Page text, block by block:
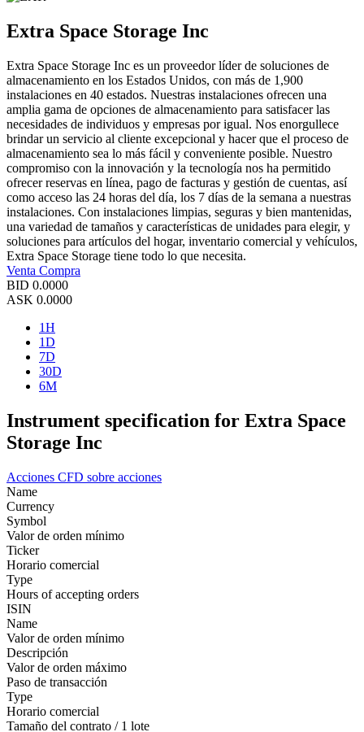
Extra Space Storage Inc
Extra Space Storage Inc es un proveedor líder de soluciones de
almacenamiento en los Estados Unidos, con más de 1,900
instalaciones en 40 estados. Nuestras instalaciones ofrecen una
amplia gama de opciones de almacenamiento para satisfacer las
necesidades de individuos y empresas por igual. Nos enorgullece
brindar un servicio al cliente excepcional y hacer que el proceso de
almacenamiento sea lo más fácil y conveniente posible. Nuestro
compromiso con la innovación y la tecnología nos ha permitido
ofrecer reservas en línea, pago de facturas y gestión de cuentas, así
como acceso las 24 horas del día, los 7 días de la semana a nuestras
instalaciones. Con instalaciones limpias, seguras y bien mantenidas,
una variedad de tamaños y características de unidades para elegir, y
soluciones para artículos del hogar, inventario comercial y vehículos,
Extra Space Storage tiene todo lo que necesita.
Venta Compra
BID 0.0000
ASK 0.0000
1H
1D
7D
30D
6M
Instrument specification for Extra Space
Storage Inc
Acciones CFD sobre acciones
Name
Currency
Symbol
Valor de orden mínimo
Ticker
Horario comercial
Type
Hours of accepting orders
ISIN
Name
Valor de orden mínimo
Descripción
Valor de orden máximo
Paso de transacción
Type
Horario comercial
Tamaño del contrato / 1 lote